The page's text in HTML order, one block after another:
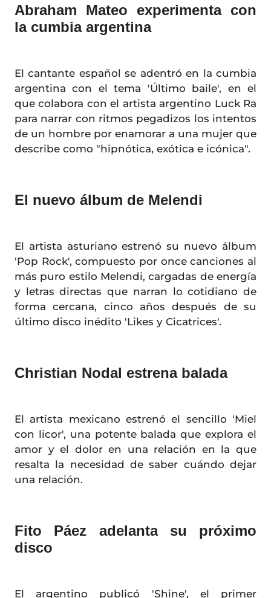
Abraham Mateo experimenta con
la cumbia argentina
El cantante español se adentró en la cumbia
argentina con el tema 'Último baile', en el
que colabora con el artista argentino Luck Ra
para narrar con ritmos pegadizos los intentos
de un hombre por enamorar a una mujer que
describe como "hipnótica, exótica e icónica".
El nuevo álbum de Melendi
El artista asturiano estrenó su nuevo álbum
'Pop Rock', compuesto por once canciones al
más puro estilo Melendi, cargadas de energía
y letras directas que narran lo cotidiano de
forma cercana, cinco años después de su
último disco inédito 'Likes y Cicatrices'.
Christian Nodal estrena balada
El artista mexicano estrenó el sencillo 'Miel
con licor', una potente balada que explora el
amor y el dolor en una relación en la que
resalta la necesidad de saber cuándo dejar
una relación.
Fito Páez adelanta su próximo
disco
El argentino publicó 'Shine', el primer